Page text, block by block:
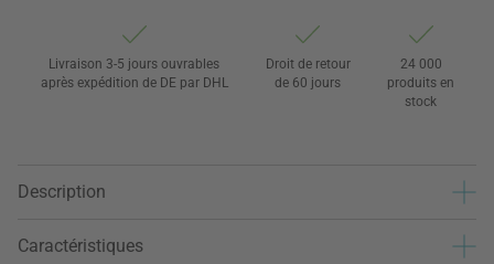
Livraison 3-5 jours ouvrables
après expédition de DE par DHL
Droit de retour
de 60 jours
24 000
produits en
stock
Description
Caractéristiques